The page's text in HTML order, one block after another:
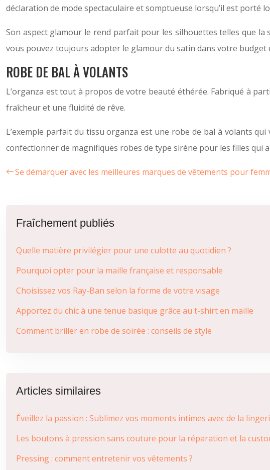
déclaration de mode spectaculaire et somptueuse lorsqu’il est porté
Son aspect glamour le rend parfait pour les silhouettes telles que
vous pouvez toujours adopter le glamour du satin dans votre budget
ROBE DE BAL À VOLANTS
L’organza est tout à propos de votre beauté éthérée. Fabriqué à
fraîcheur et une fluidité de rêve.
L’exemple parfait du tissu organza est une robe de bal à volants
confectionner de magnifiques robes de type sirène pour les filles qui
Se démarquer avec les meilleures marques de vêtements pour
Fraîchement publiés
Quelle matière privilégier pour une culotte au quotidien ?
Pourquoi opter pour la maille française et responsable
Choisissez vos Ray-Ban selon la forme de votre visage
Apportez du chic à une tenue basique grâce au t-shirt en maille
Comment briller en robe de soirée : conseils de style
Articles similaires
Éveillez la passion : Sublimez vos moments intimes avec de la
Les boutons à pression sans couture pour la réparation et la
Pressing : comment entretenir vos vêtements ?